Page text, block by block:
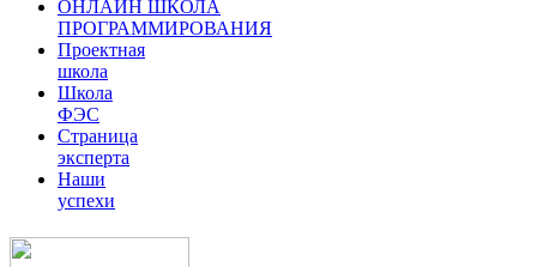
ОНЛАЙН ШКОЛА
ПРОГРАММИРОВАНИЯ
Проектная
школа
Школа
ФЭС
Страница
эксперта
Наши
успехи